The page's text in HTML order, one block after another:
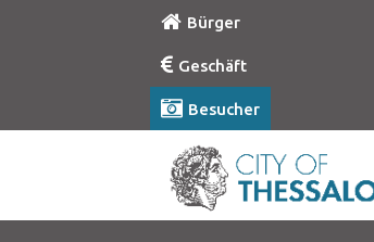
Bürger
Geschäft
Besucher